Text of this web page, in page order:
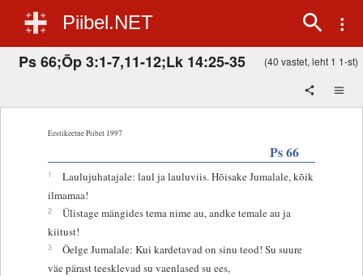
Piibel.NET
Ps 66;Õp 3:1-7,11-12;Lk 14:25-35 (40 vastet, leht 1 1-st)
Eestikeelne Piibel 1997
Ps 66
1
Laulujuhatajale: laul ja lauluviis. Hõisake Jumalale, kõik
ilmamaa!
2
Ülistage mängides tema nime au, andke temale au ja
kiitust!
3
Öelge Jumalale: Kui kardetavad on sinu teod! Su suure
väe pärast teesklevad su vaenlased su ees,